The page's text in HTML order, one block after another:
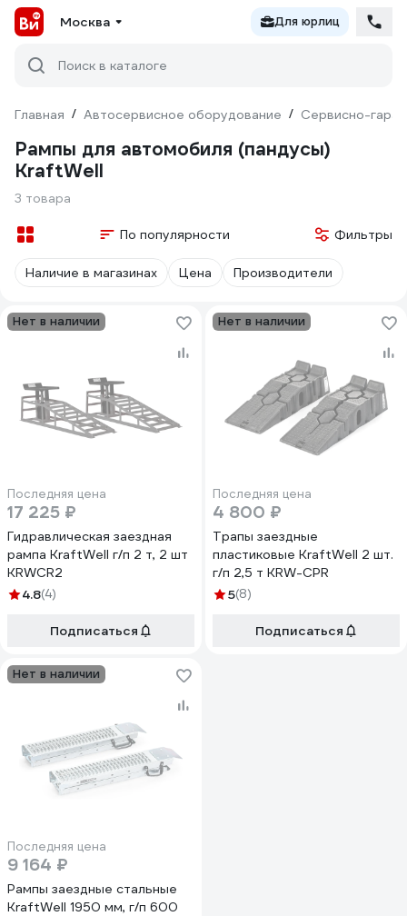
Москва Для юрлиц
Поиск в каталоге
Главная / Автосервисное оборудование / Сервисно-
Рампы для автомобиля (пандусы)
KraftWell
3 товара
По популярности Фильтры
Наличие в магазинах Цена Производители
Нет в наличии
Последняя цена
17 225 ₽
Гидравлическая заездная
рампа KraftWell г/п 2 т, 2 шт
KRWCR2
4.8(4)
Подписаться
Нет в наличии
Последняя цена
4 800 ₽
Трапы заездные
пластиковые KraftWell 2 шт.
г/п 2,5 т KRW-CPR
5(8)
Подписаться
Нет в наличии
Последняя цена
9 164 ₽
Рампы заездные стальные
KraftWell 1950 мм, г/п 600